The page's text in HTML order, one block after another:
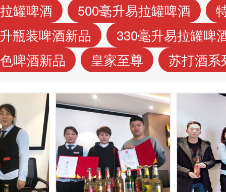
罐啤酒
500毫升易拉罐啤酒
瓶装啤酒新品
330毫升易拉罐啤
啤酒新品
皇家至尊 苏打酒系